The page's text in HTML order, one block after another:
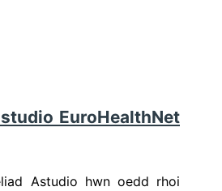
EuroHealthNet
Astudio hwn oedd rhoi